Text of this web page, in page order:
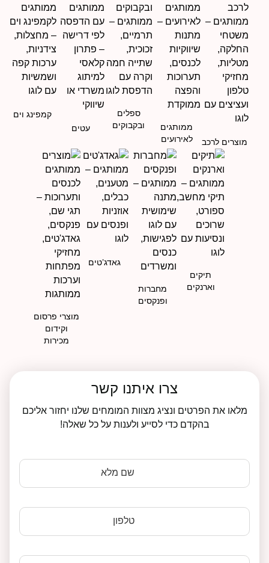
מוצרים לרכב
ממותגים
לאירועים
ספלים
ובקבוקים
עטים
קמפינג וים
תיקים
וארנקים
מחברות
ופנקסים
גאדג’טים
מוצרי פרסום
וקידום
מכירות
צרו איתנו קשר
מלאו את הפרטים ונציג מצוות המומחים שלנו יחזור אליכם
בהקדם כדי לסייע ולענות על כל שאלה!
שם מלא
טלפון